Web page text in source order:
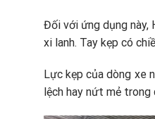
Đối với ứng dụng này,
xi lanh. Tay kẹp có
Lực kẹp của dòng xe
lệch hay nứt mẻ trong